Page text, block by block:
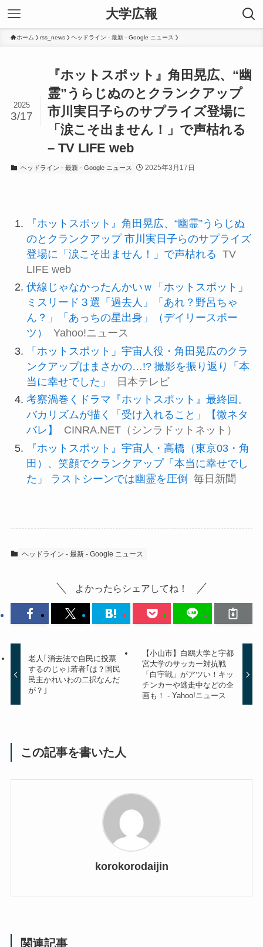
大学広報
ホーム rss_news ヘッドライン - 最新 - Google ニュース
『ホットスポット』角田晃広、“幽
霊”うらじぬのとクランクアップ
市川実日子らのサプライズ登場に
「涙こそ出ません！」で声枯れる
– TV LIFE web
2025
3/17
ヘッドライン - 最新 - Google ニュース 2025年3月17日
『ホットスポット』角田晃広、“幽霊”うらじぬ
のとクランクアップ 市川実日子らのサプライズ
登場に「涙こそ出ません！」で声枯れる TV
LIFE web
伏線じゃなかったんかいｗ「ホットスポット」
ミスリード３選「過去人」「あれ？野呂ちゃ
ん？」「あっちの星出身」（デイリースポー
ツ）
Yahoo!ニュース
「ホットスポット」宇宙人役・角田晃広のクラ
ンクアップはまさかの…!? 撮影を振り返り「本
当に幸せでした」
日本テレビ
考察渦巻くドラマ『ホットスポット』最終回。
バカリズムが描く「受け入れること」【微ネタ
バレ】
CINRA.NET（シンラドットネット）
『ホットスポット』宇宙人・高橋（東京03・角
田）、笑顔でクランクアップ「本当に幸せでし
た」 ラストシーンでは幽霊を圧倒
毎日新聞
ヘッドライン - 最新 - Google ニュース
よかったらシェアしてね！
老人｢消去法で自民に投票
するのじゃ｣若者｢は？国民
民主かれいわの二択なんだ
が？｣
【小山市】白鴎大学と宇都
宮大学のサッカー対抗戦
「白宇戦」がアツい！キッ
チンカーや逃走中などの企
画も！ - Yahoo!ニュース
この記事を書いた人
korokorodaijin
関連記事